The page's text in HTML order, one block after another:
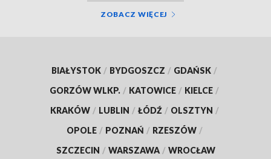
ZOBACZ WIĘCEJ
BIAŁYSTOK / BYDGOSZCZ / GDAŃSK /
GORZÓW WLKP. / KATOWICE / KIELCE /
KRAKÓW / LUBLIN / ŁÓDŹ / OLSZTYN /
OPOLE / POZNAŃ / RZESZÓW /
SZCZECIN / WARSZAWA / WROCŁAW